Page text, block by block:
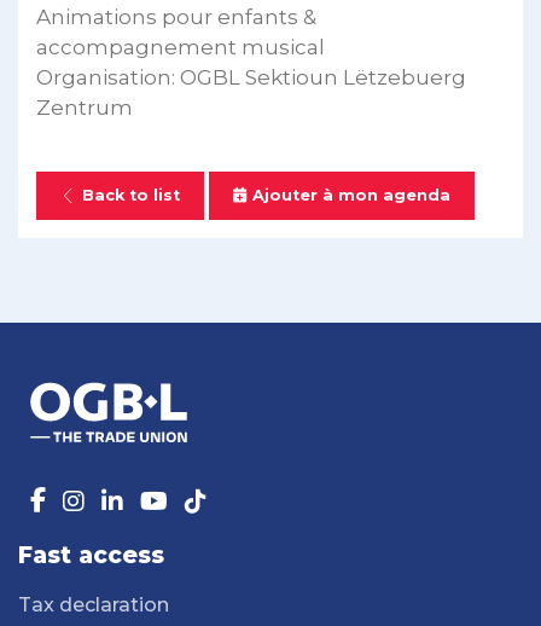
Animations pour enfants &
accompagnement musical
Organisation: OGBL Sektioun Lëtzebuerg
Zentrum
Back to list Ajouter à mon agenda
Fast access
Tax declaration